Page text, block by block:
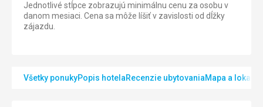
Jednotlivé stĺpce zobrazujú minimálnu cenu za osobu v
danom mesiaci. Cena sa môže líšiť v zavislosti od dĺžky
zájazdu.
Všetky ponukyPopis hotelaRecenzie ubytovaniaMapa a lokalita